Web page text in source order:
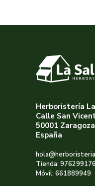
Herboristería
Calle San
50001 Zaragoza
España
Tienda: 976299176
Móvil: 661889949